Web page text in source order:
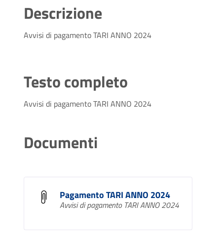
Descrizione
Avvisi di pagamento TARI ANNO 2024
Testo completo
Avvisi di pagamento TARI ANNO 2024
Documenti
Pagamento TARI ANNO 2024
Avvisi di pagamento TARI ANNO 2024